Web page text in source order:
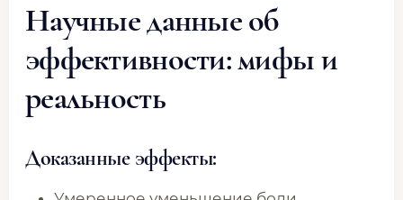
Научные данные об
эффективности: мифы и
реальность
Доказанные эффекты: